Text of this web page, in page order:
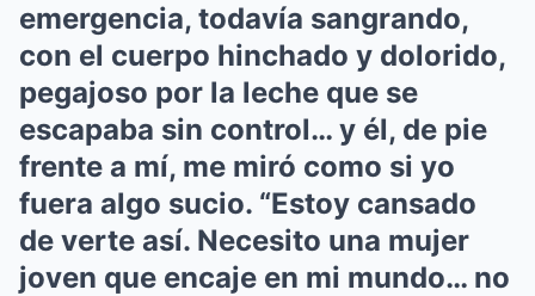
emergencia, todavía sangrando,
con el cuerpo hinchado y dolorido,
pegajoso por la leche que se
escapaba sin control… y él, de pie
frente a mí, me miró como si yo
fuera algo sucio. “Estoy cansado
de verte así. Necesito una mujer
joven que encaje en mi mundo… no